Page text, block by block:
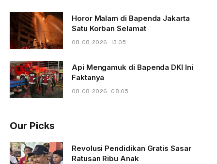
Horor Malam di Bapenda Jakarta
Satu Korban Selamat
08-08-2026 - 13.05
Api Mengamuk di Bapenda DKI Ini
Faktanya
08-08-2026 - 08.05
Our Picks
Revolusi Pendidikan Gratis Sasar
Ratusan Ribu Anak